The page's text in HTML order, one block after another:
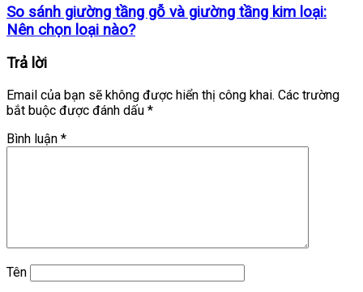
So sánh giường tầng gỗ và giường tầng kim loại:
Nên chọn loại nào?
Trả lời
Email của bạn sẽ không được hiển thị công khai. Các trường
bắt buộc được đánh dấu *
Bình luận *
Tên